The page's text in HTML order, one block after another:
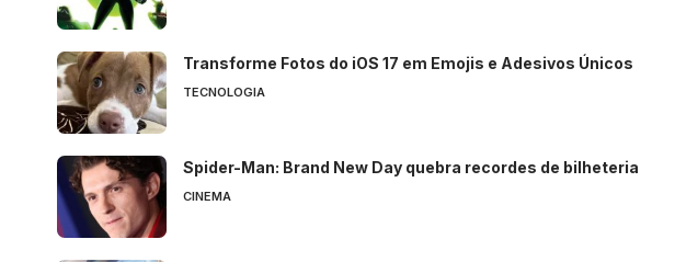
Transforme Fotos do iOS 17 em Emojis e Adesivos Únicos
TECNOLOGIA
Spider-Man: Brand New Day quebra recordes de bilheteria
CINEMA